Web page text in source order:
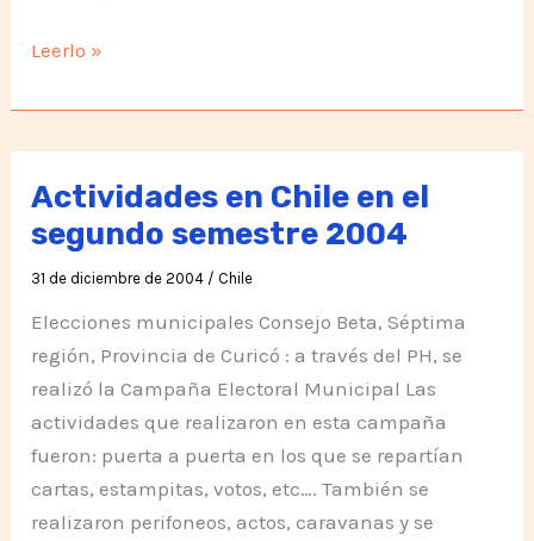
Actividades
Consejo
75
en
Chile
primer
semestre
2005
Leerlo »
Actividades en Chile en el
segundo semestre 2004
31 de diciembre de 2004 / Chile
Elecciones municipales Consejo Beta, Séptima
región, Provincia de Curicó : a través del PH, se
realizó la Campaña Electoral Municipal Las
actividades que realizaron en esta campaña
fueron: puerta a puerta en los que se repartían
cartas, estampitas, votos, etc…. También se
realizaron perifoneos, actos, caravanas y se